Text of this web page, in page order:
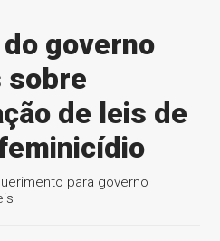
governo
sobre
de leis de
para governo